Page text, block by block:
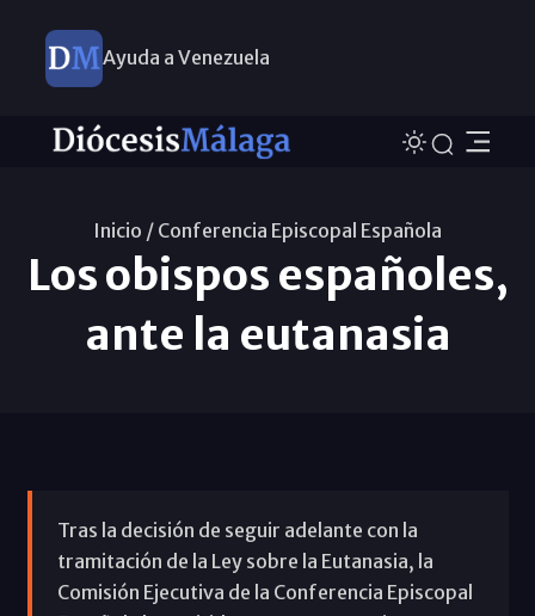
Ayuda a Venezuela
Inicio / Conferencia Episcopal Española
Los obispos españoles,
ante la eutanasia
Tras la decisión de seguir adelante con la
tramitación de la Ley sobre la Eutanasia, la
Comisión Ejecutiva de la Conferencia Episcopal